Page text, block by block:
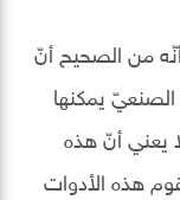
من الصحيح أنّ
يمكنها
يعني أنّ هذه
هذه الأدوات